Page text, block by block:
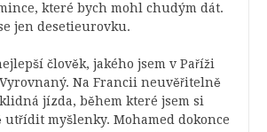
které bych mohl chudým dát.
jen desetieurovku.
člověk, jakého jsem v Paříži
Na Francii neuvěřitelně
jízda, během které jsem si
myšlenky. Mohamed dokonce